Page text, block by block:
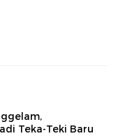
Teka-Teki Baru